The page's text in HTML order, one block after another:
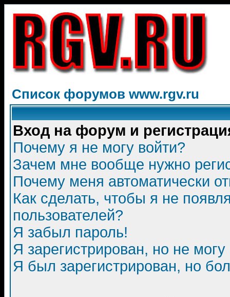
Список форумов www.rgv.ru
Вход на форум и
Почему я не могу войти?
Зачем мне вообще нужно
Почему меня автоматически
Как сделать, чтобы я не
пользователей?
Я забыл пароль!
Я зарегистрирован, но не могу
Я был зарегистрирован, но